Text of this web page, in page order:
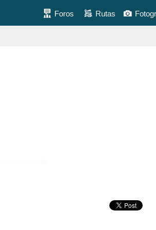
Foros Rutas